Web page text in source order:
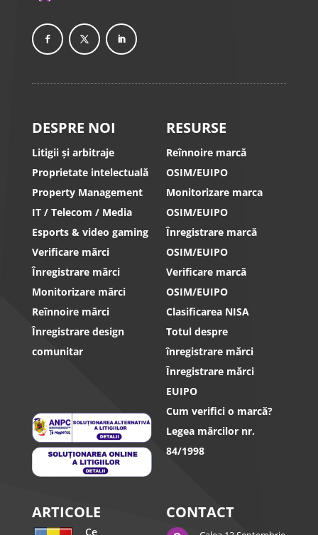
DESPRE NOI
Litigii și arbitraje
Proprietate intelectuală
Property Management
IT / Telecom / Media
Esports & video gaming
Verificare mărci
Înregistrare mărci
Monitorizare mărci
Reînnoire mărci
Înregistrare design
comunitar
RESURSE
Reînnoire marcă
OSIM/EUIPO
Monitorizare marca
OSIM/EUIPO
Înregistrare marcă
OSIM/EUIPO
Verificare marcă
OSIM/EUIPO
Clasificarea NISA
Totul despre
înregistrare mărci
Înregistrare mărci
EUIPO
Cum verifici o marcă?
Legea mărcilor nr.
84/1998
ARTICOLE
Ce
CONTACT